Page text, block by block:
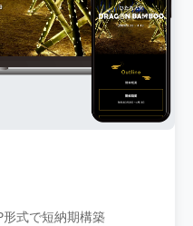
式で短納期構築